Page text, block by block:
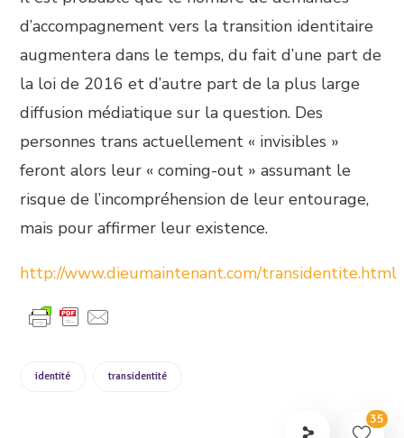
d’accompagnement vers la transition identitaire
augmentera dans le temps, du fait d’une part de
la loi de 2016 et d’autre part de la plus large
diffusion médiatique sur la question. Des
personnes trans actuellement « invisibles »
feront alors leur « coming-out » assumant le
risque de l’incompréhension de leur entourage,
mais pour affirmer leur existence.
http://www.dieumaintenant.com/transidentite.html
identité transidentité
35